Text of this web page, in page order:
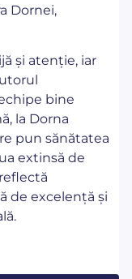
Dornei,
și atenție, iar
bine
la Dorna
pun sănătatea
extinsă de
de excelență și